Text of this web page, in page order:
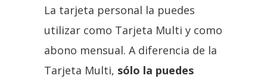
La tarjeta personal la puedes
utilizar como Tarjeta Multi y como
abono mensual. A diferencia de la
Tarjeta Multi, sólo la puedes